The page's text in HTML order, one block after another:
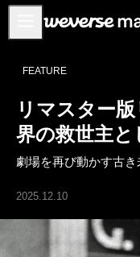
お知らせ
FEATURE
INTERVIEW
REVIEW
INTERACTIVE
FEATURE
リマスター
界の救世主と
劇場を再び動かす古き
2025.12.10